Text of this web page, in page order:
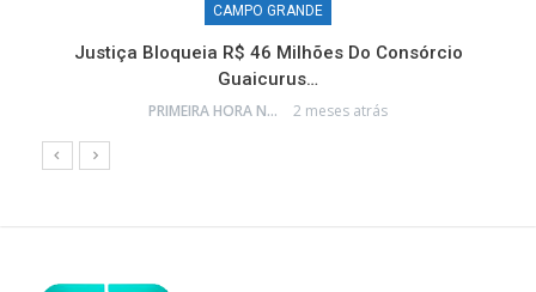
CAMPO GRANDE
Justiça Bloqueia R$ 46 Milhões Do Consórcio
Guaicurus…
PRIMEIRA HORA NEWS 2 meses atrás